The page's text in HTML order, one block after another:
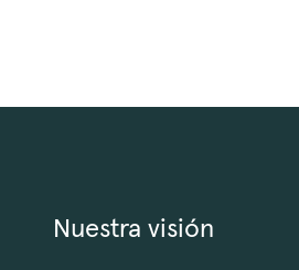
Nuestra visión